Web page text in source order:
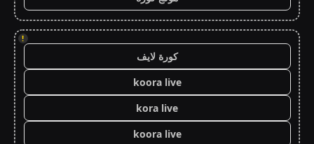
!
كورة لايف
koora live
kora live
koora live